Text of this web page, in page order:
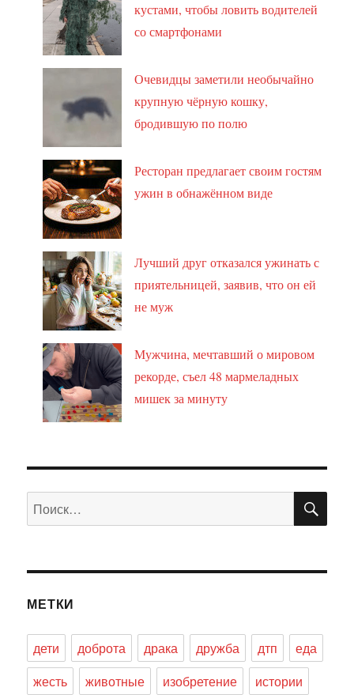
кустами, чтобы ловить водителей
со смартфонами
Очевидцы заметили необычайно
крупную чёрную кошку,
бродившую по полю
Ресторан предлагает своим гостям
ужин в обнажённом виде
Лучший друг отказался ужинать с
приятельницей, заявив, что он ей
не муж
Мужчина, мечтавший о мировом
рекорде, съел 48 мармеладных
мишек за минуту
Искать:
МЕТКИ
дети доброта драка дружба дтп
еда
жесть
животные изобретение истории